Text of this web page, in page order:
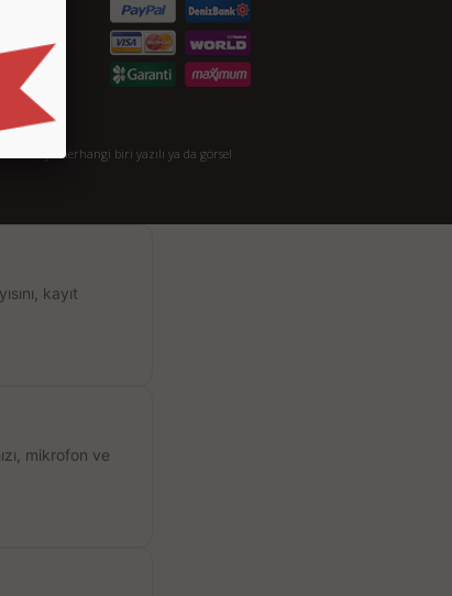
veya herhangi biri yazılı ya da görsel
kayıt
mikrofon ve